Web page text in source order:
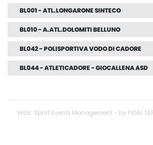
BL001 - ATL.LONGARONE SINTECO
BL010 - A.ATL.DOLOMITI BELLUNO
BL042 - POLISPORTIVA VODO DI CADORE
BL044 - ATLETICADORE - GIOCALLENA ASD
WISE: Sport Events Management - by FIDAL